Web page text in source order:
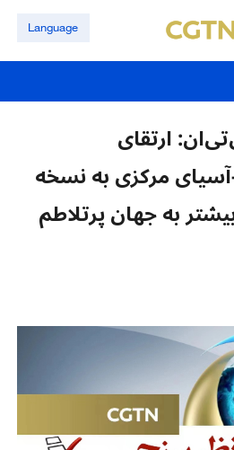
Language
ارتقای
مرکزی به نسخه